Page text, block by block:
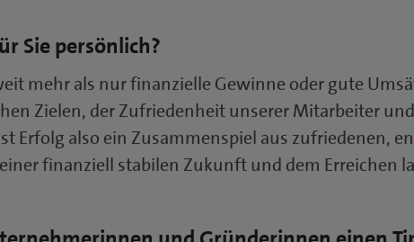
Sie persönlich?
mehr als nur finanzielle Gewinne oder gute
Zielen, der Zufriedenheit unserer Mitarbeiter
Erfolg also ein Zusammenspiel aus zufriedenen,
finanziell stabilen Zukunft und dem Erreichen